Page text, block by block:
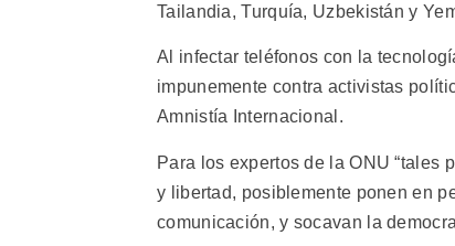
Tailandia, Turquía, Uzbekistán y
Al infectar teléfonos con la
impunemente contra activistas
Amnistía Internacional.
Para los expertos de la ONU “tales
y libertad, posiblemente ponen en
comunicación, y socavan la